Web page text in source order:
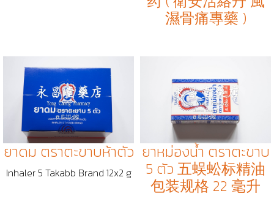
濕骨痛專藥 )
ยาดม ตราตะขาบห้าตัว
Inhaler 5 Takabb Brand 12x2 g
ยาหม่องน้ำ ตราตะขาบ
5 ตัว 五蜈蚣标精油
包装规格 22 毫升